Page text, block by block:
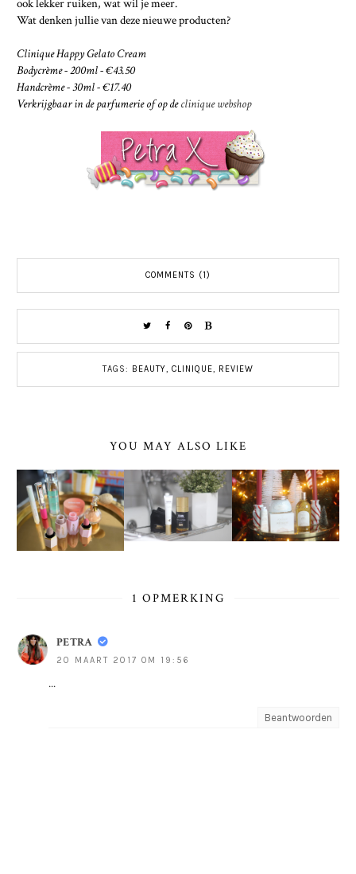
ook lekker ruiken, wat wil je meer.
Wat denken jullie van deze nieuwe producten?
Clinique Happy Gelato Cream
Bodycrème - 200ml - €43.50
Handcrème - 30ml - €17.40
Verkrijgbaar in de parfumerie of op declinique webshop
COMMENTS (1)
TAGS: BEAUTY, CLINIQUE, REVIEW
YOU MAY ALSO LIKE
1 OPMERKING
PETRA
20 MAART 2017 OM 19:56
...
Beantwoorden